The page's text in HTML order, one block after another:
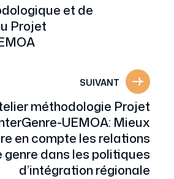
et de
Projet
SUIVANT
méthodologie Projet
UEMOA: Mieux
en compte les relations
genre dans les politiques
d’intégration régionale